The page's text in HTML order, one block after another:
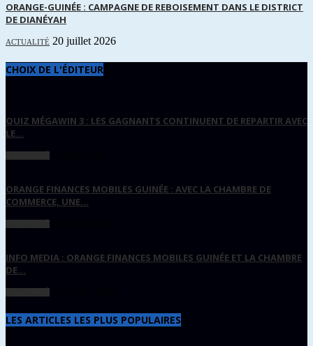
ORANGE-GUINÉE : CAMPAGNE DE REBOISEMENT DANS LE DISTRICT
DE DIANÉYAH
ACTUALITÉ 20 juillet 2026
CHOIX DE L'ÉDITEUR
QUIZ MÉGAWIN 3 : LES GAGNANTS CONTINUENT DE REPARTIR AVEC
LE...
ORANGE FINANCES MOBILES GUINÉE : AVEC LA CHAMBRE DE
COMMERCE, UNE...
INFO MEDIA : ORANGE FINANCES MOBILES GUINÉE ET LA CHAMBRE
DE...
LES ARTICLES LES PLUS POPULAIRES